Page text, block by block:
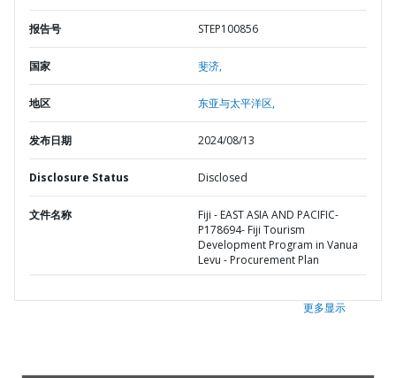
报告号 STEP100856
国家 斐济,
地区 东亚与太平洋区,
发布日期 2024/08/13
Disclosure Status Disclosed
文件名称
Fiji - EAST ASIA AND PACIFIC-
P178694- Fiji Tourism
Development Program in Vanua
Levu - Procurement Plan
更多显示